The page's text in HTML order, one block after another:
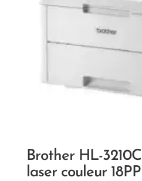
Brother HL-
laser couleur